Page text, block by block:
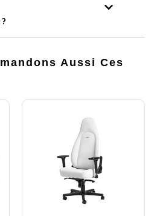
?
Aussi Ces